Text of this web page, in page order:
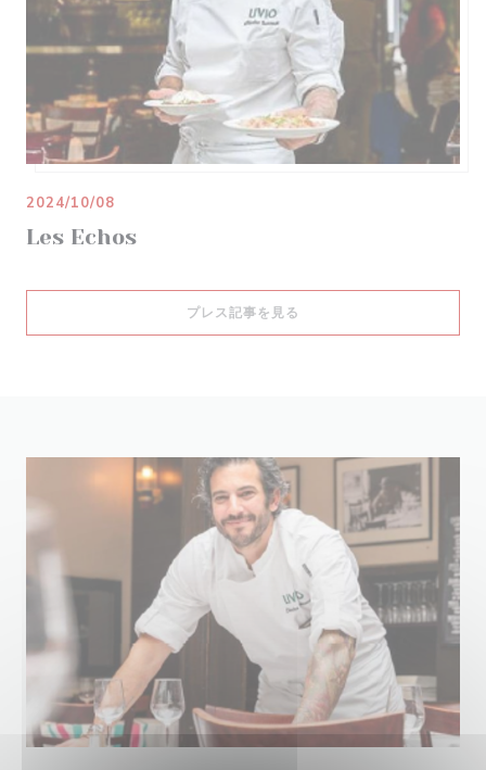
Les Echos
2024/10/08
プレス記事を見る